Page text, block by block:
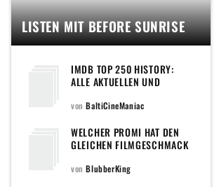
LISTEN MIT BEFORE SUNRISE
IMDB TOP 250 HISTORY:
ALLE AKTUELLEN UND
POPULÄREN TOPLISTE DER
ILMDATENBANK
vonBaltiCineManiac
WELCHER PROMI HAT DEN
GLEICHEN FILMGESCHMACK
vonBlubberKing